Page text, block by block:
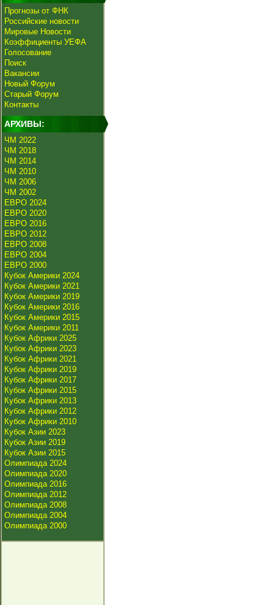
Прогнозы от ФНК
Российские новости
Мировые Новости
Коэффициенты УЕФА
Голосование
Поиск
Вакансии
Новый Форум
Старый Форум
Контакты
АРХИВЫ:
ЧМ 2022
ЧМ 2018
ЧМ 2014
ЧМ 2010
ЧМ 2006
ЧМ 2002
ЕВРО 2024
ЕВРО 2020
ЕВРО 2016
ЕВРО 2012
ЕВРО 2008
ЕВРО 2004
ЕВРО 2000
Кубок Америки 2024
Кубок Америки 2021
Кубок Америки 2019
Кубок Америки 2016
Кубок Америки 2015
Кубок Америки 2011
Кубок Африки 2025
Кубок Африки 2023
Кубок Африки 2021
Кубок Африки 2019
Кубок Африки 2017
Кубок Африки 2015
Кубок Африки 2013
Кубок Африки 2012
Кубок Африки 2010
Кубок Азии 2023
Кубок Азии 2019
Кубок Азии 2015
Олимпиада 2024
Олимпиада 2020
Олимпиада 2016
Олимпиада 2012
Олимпиада 2008
Олимпиада 2004
Олимпиада 2000